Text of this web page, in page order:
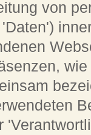
von